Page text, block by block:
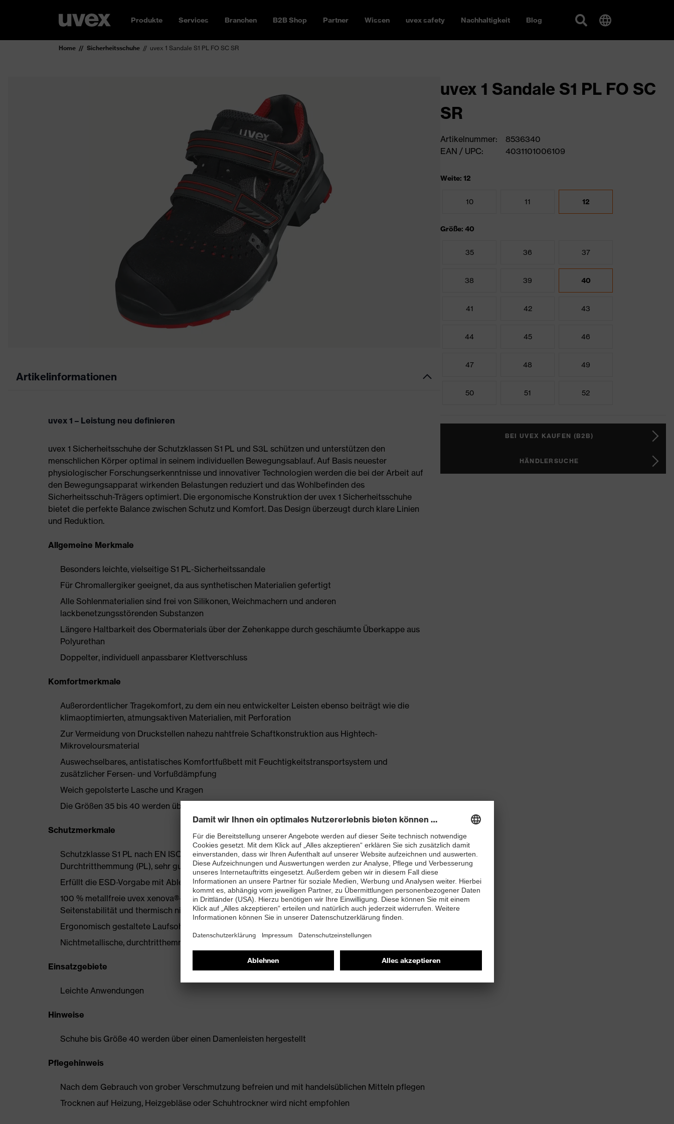
Produkte Services Branchen B2B Shop Partner Wissen uvex safety Nachhaltigkeit Blog
Home Sicherheitsschuhe uvex 1 Sandale S1 PL FO SC SR
Artikelinformationen
uvex 1 – Leistung neu definieren
uvex 1 Sicherheitsschuhe der Schutzklassen S1 PL und S3L schützen und unterstützen den
menschlichen Körper optimal in seinem individuellen Bewegungsablauf. Auf Basis neuester
physiologischer Forschungserkenntnisse und innovativer Technologien werden die bei der Arbeit auf
den Bewegungsapparat wirkenden Belastungen reduziert und das Wohlbefinden des
Sicherheitsschuh-Trägers optimiert. Die ergonomische Konstruktion der uvex 1 Sicherheitsschuhe
bietet die perfekte Balance zwischen Schutz und Komfort. Das Design überzeugt durch klare Linien
und Reduktion.
Allgemeine Merkmale
Besonders leichte, vielseitige S1 PL-Sicherheitssandale
Für Chromallergiker geeignet, da aus synthetischen Materialien gefertigt
Alle Sohlenmaterialien sind frei von Silikonen, Weichmachern und anderen
lackbenetzungsstörenden Substanzen
Längere Haltbarkeit des Obermaterials über der Zehenkappe durch geschäumte Überkappe aus
Polyurethan
Doppelter, individuell anpassbarer Klettverschluss
Komfortmerkmale
Außerordentlicher Tragekomfort, zu dem ein neu entwickelter Leisten ebenso beiträgt wie die
klimaoptimierten, atmungsaktiven Materialien, mit Perforation
Zur Vermeidung von Druckstellen nahezu nahtfreie Schaftkonstruktion aus Hightech-
Mikroveloursmaterial
Auswechselbares, antistatisches Komfortfußbett mit Feuchtigkeitstransportsystem und
zusätzlicher Fersen- und Vorfußdämpfung
Weich gepolsterte Lasche und Kragen
Die Größen 35 bis 40 werden über einen Damenleisten hergestellt
Schutzmerkmale
Schutzklasse S1 PL nach EN ISO 20345:2022 + A1:2024 mit Zusatzkennzeichnung für
Durchtritthemmung (PL), sehr gute Rutschhemmung (SR)
Erfüllt die ESD-Vorgabe mit Ableitwiderstand kleiner 100 Megaohm
100 % metallfreie uvex xenova®-Zehenschutzkappe – kompakt, anatomisch geformt, mit guter
Seitenstabilität und thermisch nicht leitend
Ergonomisch gestaltete Laufsohle aus Zweidichten-Polyurethan mit sehr guter Rutschhemmung
Nichtmetallische, durchtritthemmende Einlage, beeinträchtigt nicht die Flexibilität des Schuhs
Einsatzgebiete
Leichte Anwendungen
Hinweise
Schuhe bis Größe 40 werden über einen Damenleisten hergestellt
Pflegehinweis
Nach dem Gebrauch von grober Verschmutzung befreien und mit handelsüblichen Mitteln pflegen
Trocknen auf Heizung, Heizgebläse oder Schuhtrockner wird nicht empfohlen
uvex 1 Sandale S1 PL FO SC
SR
Artikelnummer:
8536340
EAN / UPC:
4031101006109
Weite: 12
10 11 12
Größe: 40
35 36 37
38 39 40
41 42 43
44 45 46
47 48 49
50 51 52
BEI UVEX KAUFEN (B2B)
HÄNDLERSUCHE